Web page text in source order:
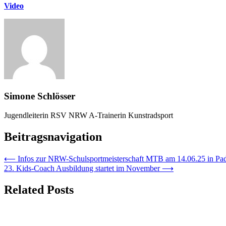
Video
Simone Schlösser
Jugendleiterin RSV NRW A-Trainerin Kunstradsport
Beitragsnavigation
⟵ Infos zur NRW-Schulsportmeisterschaft MTB am 14.06.25 in
23. Kids-Coach Ausbildung startet im November ⟶
Related Posts